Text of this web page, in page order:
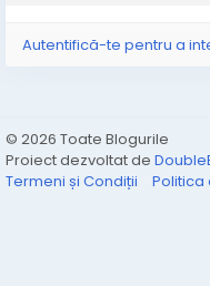
Autentifică-te pentru a
© 2026 Toate Blogurile
Proiect dezvoltat de
Termeni și Condiții
Politica